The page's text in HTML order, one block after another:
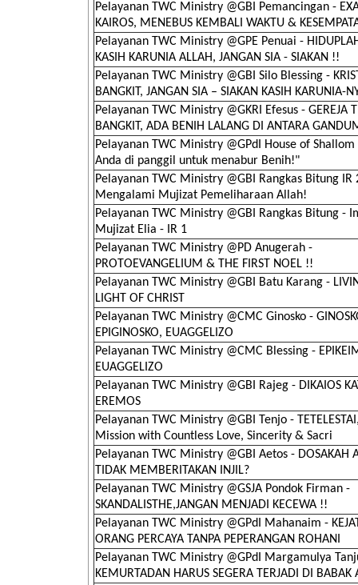
Pelayanan TWC Ministry @GBI Pemancingan -
KAIROS, MENEBUS KEMBALI WAKTU &
Pelayanan TWC Ministry @GPE Penuai -
KASIH KARUNIA ALLAH, JANGAN SIA - SIAKAN !!
Pelayanan TWC Ministry @GBI Silo Blessing -
BANGKIT, JANGAN SIA – SIAKAN KASIH KARUNIA-
Pelayanan TWC Ministry @GKRI Efesus - GEREJA
BANGKIT, ADA BENIH LALANG DI ANTARA
Pelayanan TWC Ministry @GPdI House of
Anda di panggil untuk menabur Benih!"
Pelayanan TWC Ministry @GBI Rangkas Bitung IR
Mengalami Mujizat Pemeliharaan Allah!
Pelayanan TWC Ministry @GBI Rangkas Bitung -
Mujizat Elia - IR 1
Pelayanan TWC Ministry @PD Anugerah -
PROTOEVANGELIUM & THE FIRST NOEL !!
Pelayanan TWC Ministry @GBI Batu Karang -
LIGHT OF CHRIST
Pelayanan TWC Ministry @CMC Ginosko -
EPIGINOSKO, EUAGGELIZO
Pelayanan TWC Ministry @CMC Blessing -
EUAGGELIZO
Pelayanan TWC Ministry @GBI Rajeg - DIKAIOS
EREMOS
Pelayanan TWC Ministry @GBI Tenjo -
Mission with Countless Love, Sincerity & Sacri
Pelayanan TWC Ministry @GBI Aetos - DOSAKAH
TIDAK MEMBERITAKAN INJIL?
Pelayanan TWC Ministry @GSJA Pondok Firman -
SKANDALISTHE,JANGAN MENJADI KECEWA !!
Pelayanan TWC Ministry @GPdI Mahanaim -
ORANG PERCAYA TANPA PEPERANGAN ROHANI
Pelayanan TWC Ministry @GPdI Margamulya
KEMURTADAN HARUS SEGERA TERJADI DI BABAK